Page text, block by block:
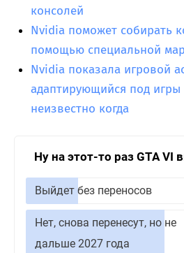
консолей
Nvidia поможет собирать
помощью специальной
Nvidia показала игровой
адаптирующийся под
неизвестно когда
Ну на этот-то раз GTA VI
Выйдет без переносов
Нет, снова перенесут, но не
дальше 2027 года